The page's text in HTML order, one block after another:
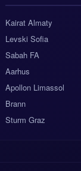
Kairat Almaty
Levski Sofia
Sabah FA
Aarhus
Apollon Limassol
Brann
Sturm Graz